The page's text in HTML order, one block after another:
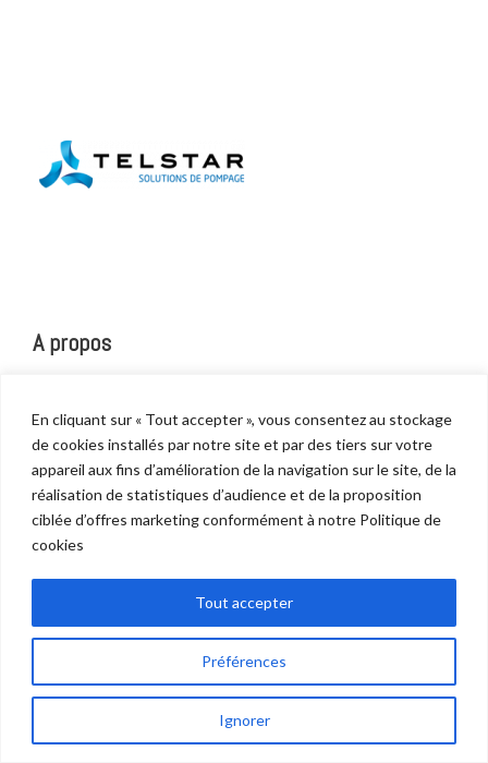
En cliquant sur « Tout accepter », vous consentez au stockage
de cookies installés par notre site et par des tiers sur votre
appareil aux fins d’amélioration de la navigation sur le site, de la
réalisation de statistiques d’audience et de la proposition
ciblée d’offres marketing conformément à notre Politique de
cookies
Préférences
Ignorer
Tout accepter
A propos
PME familiale fondée en 1963
Neuf agences dans le monde
Trois mois de stock
Des ateliers d'entretien, de réparation, de fabrication
Un bureau d'études
Ils nous font confiance >